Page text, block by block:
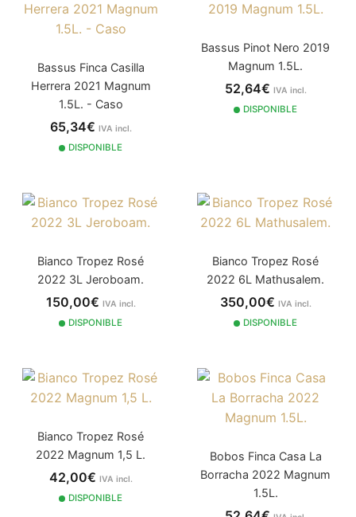
Bassus Finca Casilla
Herrera 2021 Magnum
1.5L. - Caso
65,34€ IVA incl.
DISPONIBLE
Bassus Pinot Nero 2019
Magnum 1.5L.
52,64€ IVA incl.
DISPONIBLE
Bianco Tropez Rosé
2022 3L Jeroboam.
150,00€ IVA incl.
DISPONIBLE
Bianco Tropez Rosé
2022 6L Mathusalem.
350,00€ IVA incl.
DISPONIBLE
Bianco Tropez Rosé
2022 Magnum 1,5 L.
42,00€ IVA incl.
DISPONIBLE
Bobos Finca Casa La
Borracha 2022 Magnum
1.5L.